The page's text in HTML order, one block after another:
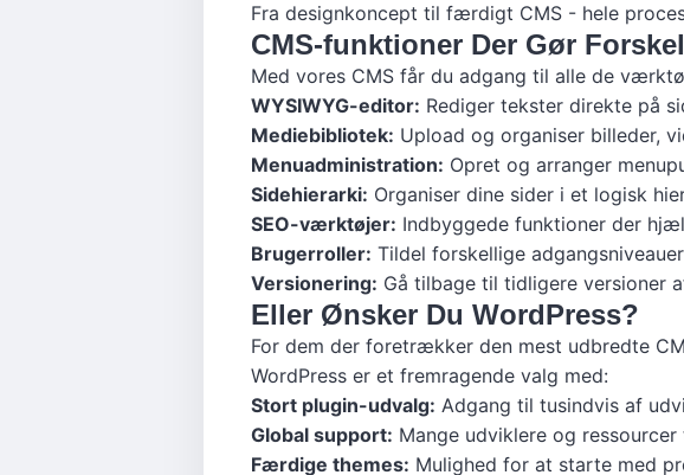
Fra designkoncept til færdigt CMS - hele
CMS-funktioner Der Gør
Med vores CMS får du adgang til alle de
WYSIWYG-editor: Rediger tekster direkte på
Mediebibliotek: Upload og organiser billeder,
Menuadministration: Opret og arranger
Sidehierarki: Organiser dine sider i et logisk
SEO-værktøjer: Indbyggede funktioner der
Brugerroller: Tildel forskellige
Versionering: Gå tilbage til tidligere versioner
Eller Ønsker Du WordPress?
For dem der foretrækker den mest udbredte
WordPress er et fremragende valg med:
Stort plugin-udvalg: Adgang til tusindvis af
Global support: Mange udviklere og
Færdige themes: Mulighed for at starte med